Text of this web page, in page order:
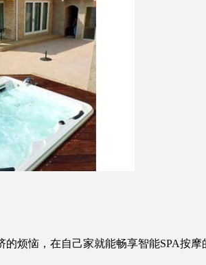
恼，在自己家就能畅享智能SPA按摩